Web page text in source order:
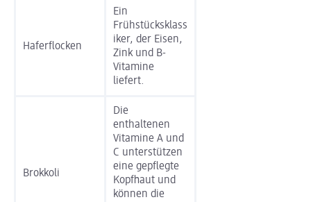
Haferflocken
Ein
Frühstücksklass
iker, der Eisen,
Zink und B-
Vitamine
liefert.
Brokkoli
Die
enthaltenen
Vitamine A und
C unterstützen
eine gepflegte
Kopfhaut und
können die